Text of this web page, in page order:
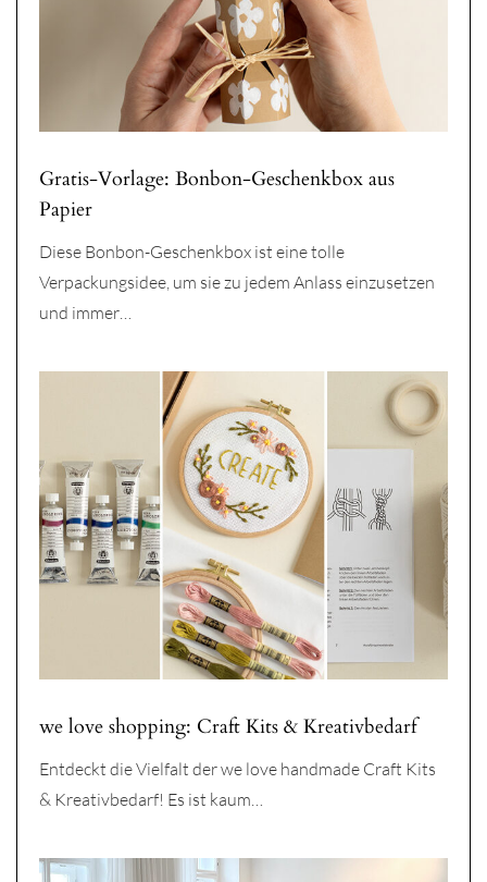
Gratis-Vorlage: Bonbon-Geschenkbox aus
Papier
Diese Bonbon-Geschenkbox ist eine tolle
Verpackungsidee, um sie zu jedem Anlass einzusetzen
und immer…
we love shopping: Craft Kits & Kreativbedarf
Entdeckt die Vielfalt der we love handmade Craft Kits
& Kreativbedarf! Es ist kaum…